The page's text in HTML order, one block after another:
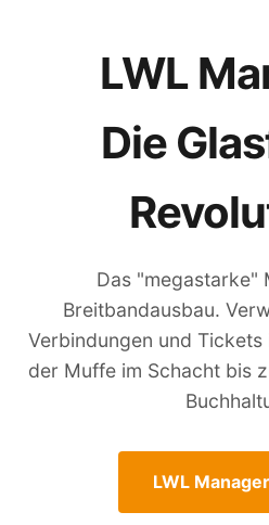
LWL
Die
Das "megastarke"
Breitbandausbau.
Verbindungen und Tickets
der Muffe im Schacht bis
LWL